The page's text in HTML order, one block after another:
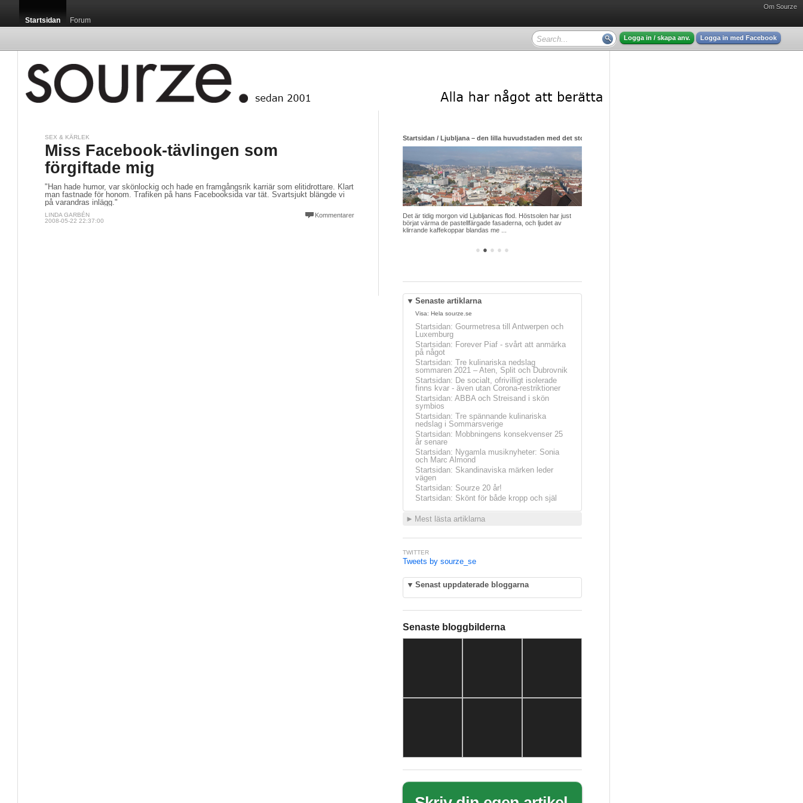
Om Sourze
Startsidan Forum
Logga in / skapa anv. Logga in med Facebook
SEX & KÄRLEK
Miss Facebook-tävlingen som
förgiftade mig
"Han hade humor, var skönlockig och hade en framgångsrik karriär som elitidrottare. Klart
man fastnade för honom. Trafiken på hans Facebooksida var tät. Svartsjukt blängde vi
på varandras inlägg."
Kommentarer
LINDA GARBÉN
2008-05-22 22:37:00
● ● ● ● ●
Startsidan / Ljubljana – den lilla huvudstaden med det stora hjärtat
Det är tidig morgon vid Ljubljanicas flod. Höstsolen har just
börjat värma de pastellfärgade fasaderna, och ljudet av
klirrande kaffekoppar blandas me ...
▼ Senaste artiklarna
Visa: Hela sourze.se
Startsidan: Gourmetresa till Antwerpen och
Luxemburg
Startsidan: Forever Piaf - svårt att anmärka
på något
Startsidan: Tre kulinariska nedslag
sommaren 2021 – Aten, Split och Dubrovnik
Startsidan: De socialt, ofrivilligt isolerade
finns kvar - även utan Corona-restriktioner
Startsidan: ABBA och Streisand i skön
symbios
Startsidan: Tre spännande kulinariska
nedslag i Sommarsverige
Startsidan: Mobbningens konsekvenser 25
år senare
Startsidan: Nygamla musiknyheter: Sonia
och Marc Almond
Startsidan: Skandinaviska märken leder
vägen
Startsidan: Sourze 20 år!
Startsidan: Skönt för både kropp och själ
► Mest lästa artiklarna
TWITTER
Tweets by sourze_se
▼ Senast uppdaterade bloggarna
Senaste bloggbilderna